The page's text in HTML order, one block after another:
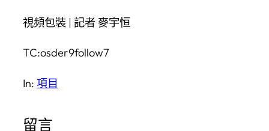
視頻包裝 | 記者 麥宇恒
TC:osder9follow7
In: 項目
留言